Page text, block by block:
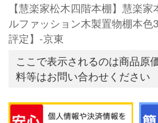
【慧楽家松木四階本棚】慧楽
ルファッション木製置物棚本色
評定】-京東
ここで表示されるのは商品原
料等はお問い合わせください